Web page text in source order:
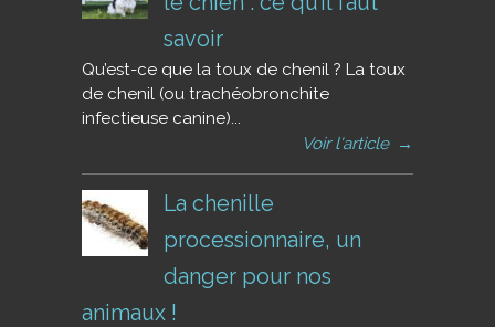
savoir
Qu’est-ce que la toux de chenil ? La toux
de chenil (ou trachéobronchite
infectieuse canine)...
Voir l'article →
La chenille
processionnaire, un
danger pour nos
animaux !